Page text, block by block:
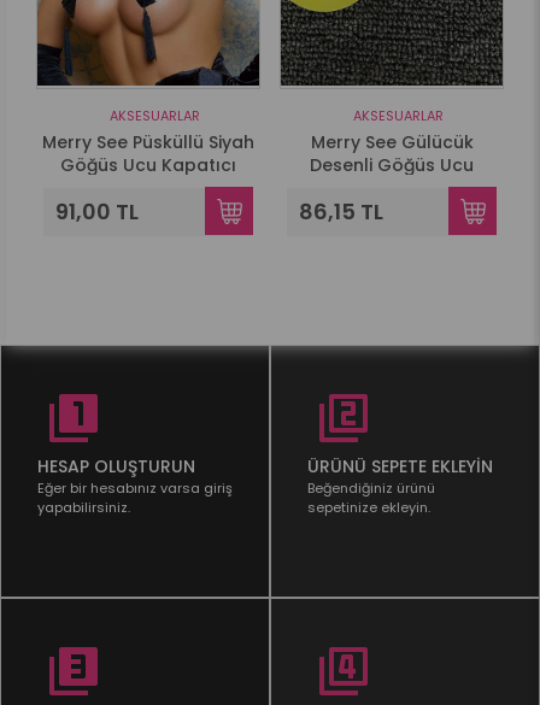
AKSESUARLAR
Merry See Püsküllü Siyah
Göğüs Ucu Kapatıcı
91,00 TL
AKSESUARLAR
Merry See Gülücük
Desenli Göğüs Ucu
86,15 TL
HESAP OLUŞTURUN
Eğer bir hesabınız varsa giriş
yapabilirsiniz.
ÜRÜNÜ SEPETE EKLEYİN
Beğendiğiniz ürünü
sepetinize ekleyin.